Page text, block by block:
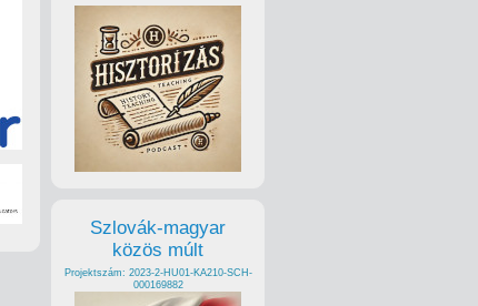
Szlovák-magyar
közös múlt
Projektszám: 2023-2-HU01-KA210-SCH-
000169882